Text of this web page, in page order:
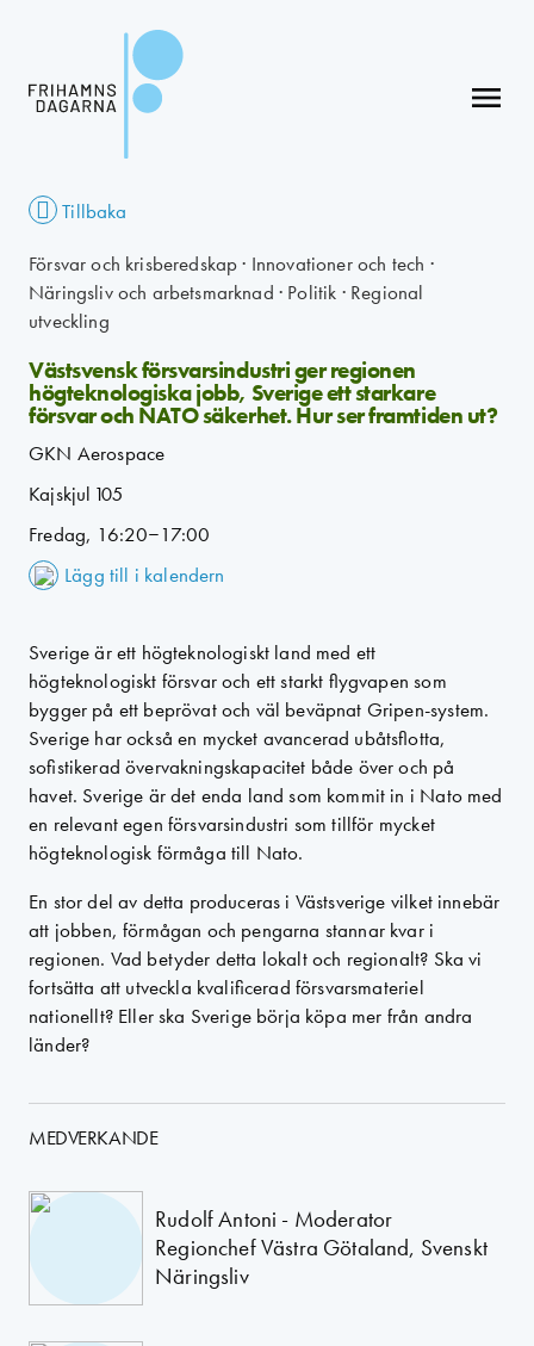
menu
Tillbaka
Försvar och krisberedskap· Innovationer och tech ·
Näringsliv och arbetsmarknad · Politik · Regional
utveckling
Västsvensk försvarsindustri ger regionen
högteknologiska jobb, Sverige ett starkare
försvar och NATO säkerhet. Hur ser framtiden ut?
GKN Aerospace
Kajskjul 105
Fredag, 16:20–17:00
Lägg till i kalendern
Sverige är ett högteknologiskt land med ett
högteknologiskt försvar och ett starkt flygvapen som
bygger på ett beprövat och väl beväpnat Gripen-system.
Sverige har också en mycket avancerad ubåtsflotta,
sofistikerad övervakningskapacitet både över och på
havet. Sverige är det enda land som kommit in i Nato med
en relevant egen försvarsindustri som tillför mycket
högteknologisk förmåga till Nato.
En stor del av detta produceras i Västsverige vilket innebär
att jobben, förmågan och pengarna stannar kvar i
regionen. Vad betyder detta lokalt och regionalt? Ska vi
fortsätta att utveckla kvalificerad försvarsmateriel
nationellt? Eller ska Sverige börja köpa mer från andra
länder?
MEDVERKANDE
Rudolf Antoni - Moderator
Regionchef Västra Götaland, Svenskt
Näringsliv